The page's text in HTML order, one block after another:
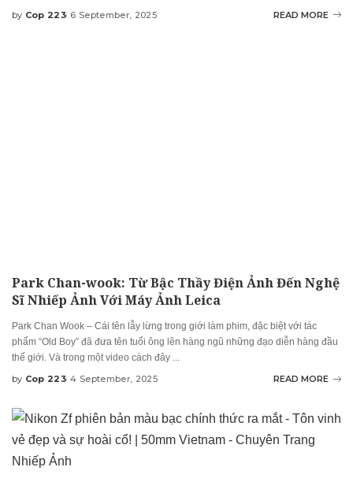
Posted
by Cop 223 6 September, 2025 READ MORE
Park Chan-wook: Từ Bậc Thầy Điện Ảnh Đến Nghệ
Sĩ Nhiếp Ảnh Với Máy Ảnh Leica
Park Chan Wook – Cái tên lẫy lừng trong giới làm phim, đặc biệt với tác
phẩm “Old Boy” đã đưa tên tuổi ông lên hàng ngũ những đạo diễn hàng đầu
thế giới. Và trong một video cách đây ...
Posted
by Cop 223 4 September, 2025 READ MORE